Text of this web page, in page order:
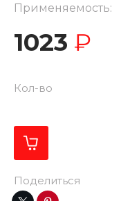
Применяемость:
1023 ₽
Кол-во
Поделиться